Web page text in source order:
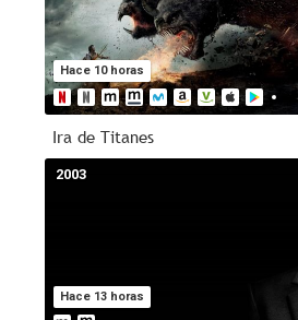
Hace 10 horas
Ira de Titanes
Hace 13 horas
2003